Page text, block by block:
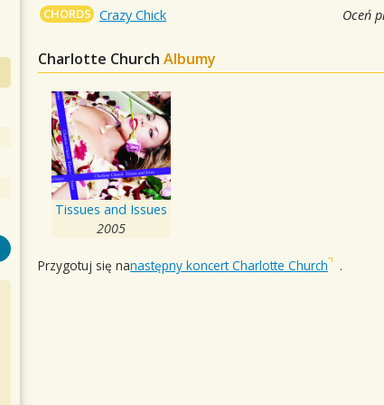
CHORDS Crazy Chick Oceń
Charlotte Church Albumy
Tissues and Issues
2005
Przygotuj się nanastępny koncert Charlotte Church .